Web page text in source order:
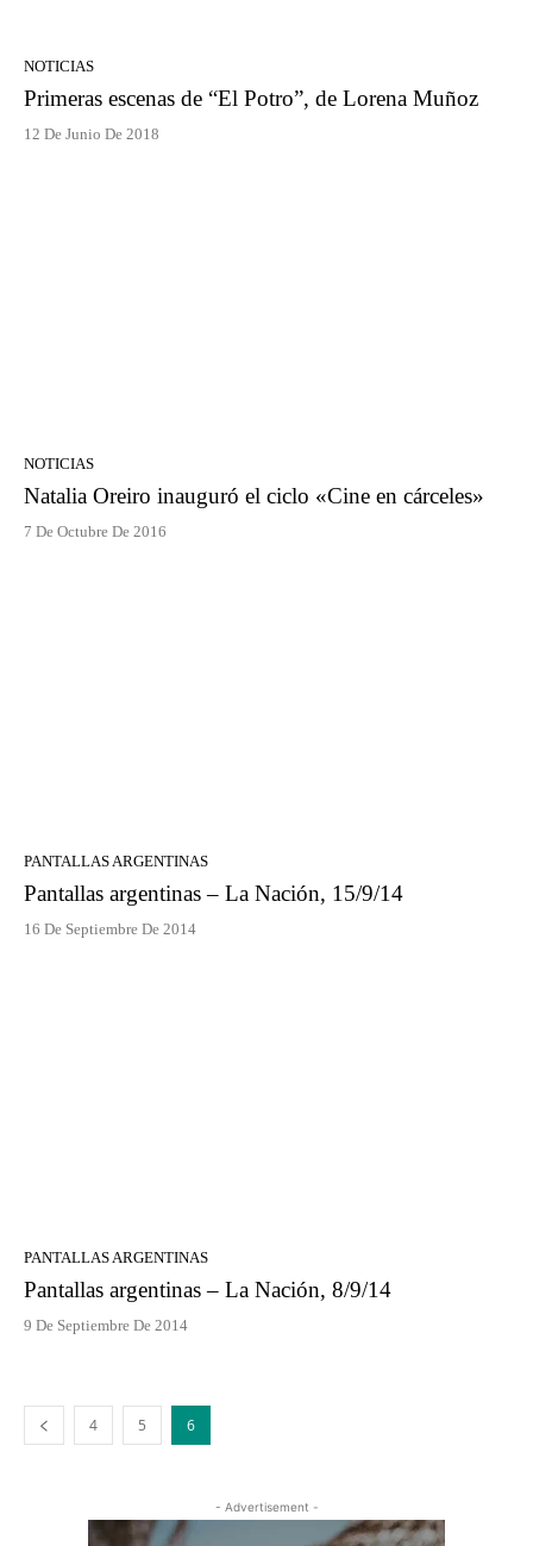
NOTICIAS
Primeras escenas de “El Potro”, de Lorena Muñoz
12 De Junio De 2018
NOTICIAS
Natalia Oreiro inauguró el ciclo «Cine en cárceles»
7 De Octubre De 2016
PANTALLAS ARGENTINAS
Pantallas argentinas – La Nación, 15/9/14
16 De Septiembre De 2014
PANTALLAS ARGENTINAS
Pantallas argentinas – La Nación, 8/9/14
9 De Septiembre De 2014
4 5 6
- Advertisement -